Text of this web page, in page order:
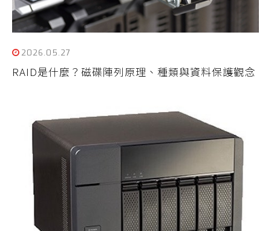
2026.05.27
RAID是什麼？磁碟陣列原理、種類與資料保護觀念